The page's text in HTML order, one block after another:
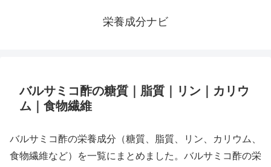
栄養成分ナビ
バルサミコ酢の糖質｜脂質｜リン｜カリウ
ム｜食物繊維
バルサミコ酢の栄養成分（糖質、脂質、リン、カリウム、
食物繊維など）を一覧にまとめました。バルサミコ酢の栄